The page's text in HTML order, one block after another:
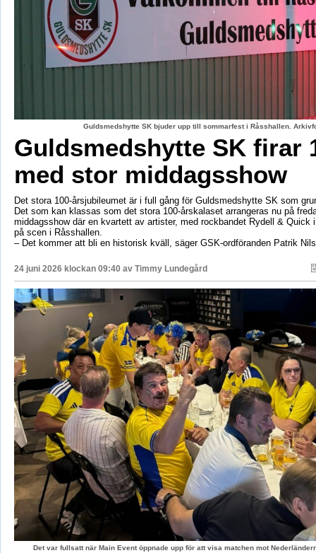
Guldsmedshytte SK bjuder upp till sommarfest i Råsshallen.
Guldsmedshytte SK firar
med stor middagsshow
Det stora 100-årsjubileumet är i full gång för Guldsmedshytte SK som
Det som kan klassas som det stora 100-årskalaset arrangeras nu på
middagsshow där en kvartett av artister, med rockbandet Rydell & Quick
på scen i Råsshallen.
– Det kommer att bli en historisk kväll, säger GSK-ordföranden Patrik
24 juni 2026 klockan 09:40 av Timmy Lundegård
Det var fullsatt när Main Event öppnade upp för att visa matchen mot